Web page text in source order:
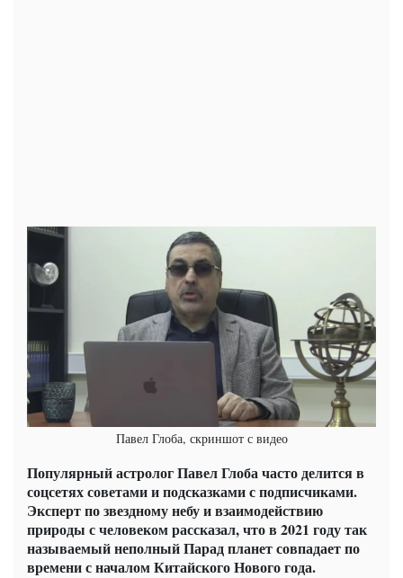
Павел Глоба, скриншот с видео
Популярный астролог Павел Глоба часто делится в
соцсетях советами и подсказками с подписчиками.
Эксперт по звездному небу и взаимодействию
природы с человеком рассказал, что в 2021 году так
называемый неполный Парад планет совпадает по
времени с началом Китайского Нового года.